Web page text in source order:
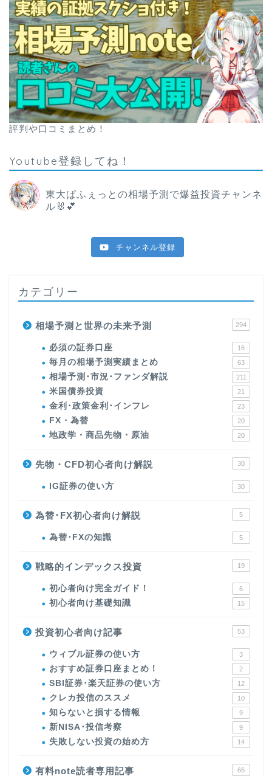
評判や口コミまとめ！
Youtube登録してね！
東大ぱふぇっとの相場予測で爆益投資チャンネ
ル🐰💕
チャンネル登録
カテゴリー
相場予測と世界の未来予測 294
必須の証券口座 16
毎月の相場予測実績まとめ 63
相場予測･市況･ファンダ解説 211
米国債券投資 21
金利･政策金利･インフレ 23
FX・為替 20
地政学・商品先物・原油 20
先物・CFD初心者向け解説 30
IG証券の使い方 30
為替･FX初心者向け解説 5
為替･FXの知識 5
戦略的インデックス投資 19
初心者向け完全ガイド！ 6
初心者向け基礎知識 15
投資初心者向け記事 53
ウィブル証券の使い方 3
おすすめ証券口座まとめ！ 2
SBI証券･楽天証券の使い方 12
クレカ投信のススメ 10
知らないと損する情報 9
新NISA･投信考察 9
失敗しない投資の始め方 14
有料note読者専用記事 66